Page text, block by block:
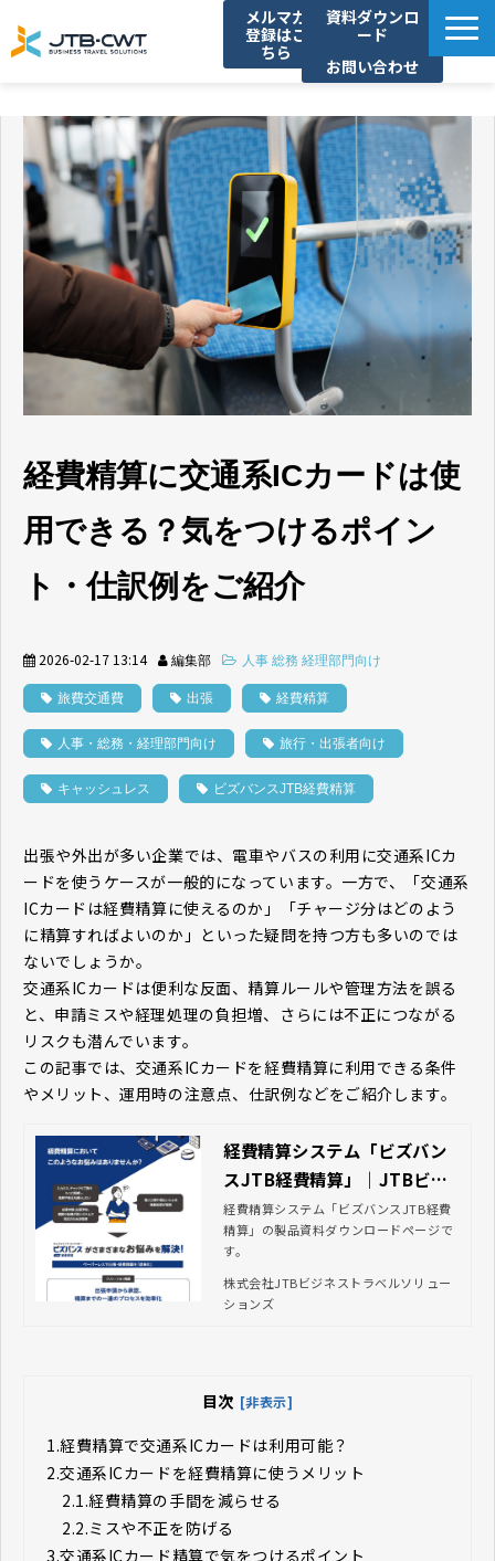
メルマガ
登録はこ
ちら
資料ダウンロ
ード
お問い合わせ
ソリューション紹介
導入事例
セミナー/イベント
コラム
お知らせ
よくあるご質問
経費精算に交通系ICカードは使
用できる？気をつけるポイン
ト・仕訳例をご紹介
2026-02-17 13:14 編集部 人事 総務 経理部門向け
旅費交通費 出張 経費精算
人事・総務・経理部門向け 旅行・出張者向け
キャッシュレス ビズバンスJTB経費精算
出張や外出が多い企業では、電車やバスの利用に交通系ICカ
ードを使うケースが一般的になっています。一方で、「交通系
ICカードは経費精算に使えるのか」「チャージ分はどのよう
に精算すればよいのか」といった疑問を持つ方も多いのでは
ないでしょうか。
交通系ICカードは便利な反面、精算ルールや管理方法を誤る
と、申請ミスや経理処理の負担増、さらには不正につながる
リスクも潜んでいます。
この記事では、交通系ICカードを経費精算に利用できる条件
やメリット、運用時の注意点、仕訳例などをご紹介します。
経費精算システム「ビズバン
スJTB経費精算」｜JTBビジ
ネストラベルソリューション
ズ
経費精算システム「ビズバンスJTB経費
精算」の製品資料ダウンロードページで
す。
株式会社JTBビジネストラベルソリュー
ションズ
目次 [非表示]
1.経費精算で交通系ICカードは利用可能？
2.交通系ICカードを経費精算に使うメリット
2.1.経費精算の手間を減らせる
2.2.ミスや不正を防げる
3.交通系ICカード精算で気をつけるポイント